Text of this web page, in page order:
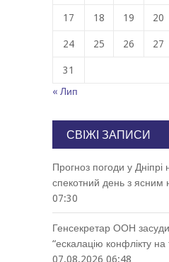
17 18 19 20
24 25 26 27
31
« Лип
СВІЖІ ЗАПИСИ
Прогноз погоди у Дніпрі
спекотний день з ясним
07:30
Генсекретар ООН
“ескалацію конфлікту на
07.08.2026 06:48